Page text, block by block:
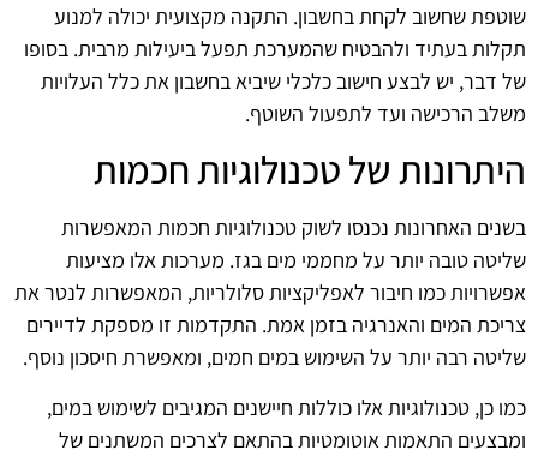
שוטפת שחשוב לקחת בחשבון. התקנה מקצועית יכולה למנוע
תקלות בעתיד ולהבטיח שהמערכת תפעל ביעילות מרבית. בסופו
של דבר, יש לבצע חישוב כלכלי שיביא בחשבון את כלל העלויות
משלב הרכישה ועד לתפעול השוטף.
היתרונות של טכנולוגיות חכמות
בשנים האחרונות נכנסו לשוק טכנולוגיות חכמות המאפשרות
שליטה טובה יותר על מחממי מים בגז. מערכות אלו מציעות
אפשרויות כמו חיבור לאפליקציות סלולריות, המאפשרות לנטר את
צריכת המים והאנרגיה בזמן אמת. התקדמות זו מספקת לדיירים
שליטה רבה יותר על השימוש במים חמים, ומאפשרת חיסכון נוסף.
כמו כן, טכנולוגיות אלו כוללות חיישנים המגיבים לשימוש במים,
ומבצעים התאמות אוטומטיות בהתאם לצרכים המשתנים של